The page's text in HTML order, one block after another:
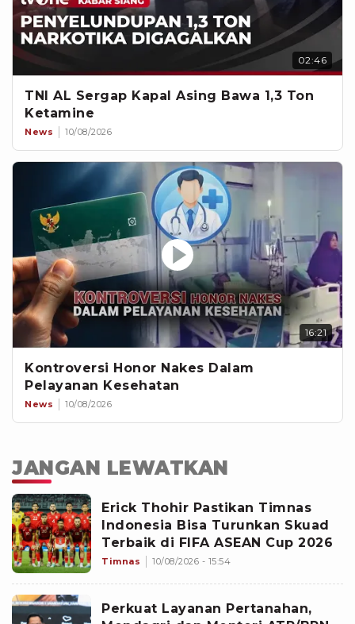
02:46
TNI AL Sergap Kapal Asing Bawa 1,3 Ton
Ketamine
News 10/08/2026
16:21
Kontroversi Honor Nakes Dalam
Pelayanan Kesehatan
News 10/08/2026
JANGAN LEWATKAN
Erick Thohir Pastikan Timnas
Indonesia Bisa Turunkan Skuad
Terbaik di FIFA ASEAN Cup 2026
Timnas 10/08/2026 - 15:54
Perkuat Layanan Pertanahan,